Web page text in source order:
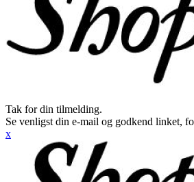
Tak for din tilmelding.
Se venligst din e-mail og godkend linket,
x